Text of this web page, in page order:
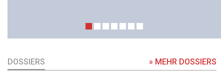
DOSSIERS » MEHR DOSSIERS